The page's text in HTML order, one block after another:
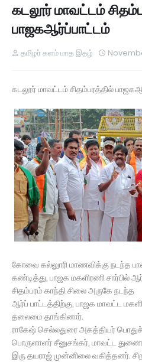
கடலூர் மாவட்டம்
பாஜகஆர்ப்பாட்டம்
தமிழர் களம் மாத இதழ்
கடலூர் மாவட்டம் சிதம்பரத்தில்
கோவை கல்லுாரி மாணவிக்கு நடந்த
கண்டித்து, பாஜக மகளிரணி சார்பில்
சிதம்பரம் காந்தி சிலை அருகே நடந்த
ஆர்ப் பாட்டத்திற்கு, பாஜக மாவட்ட
தலைமை தாங்கினார்.
ராகேஷ் செல்லதுரை அகத்தியர்
பொருளாளர் சீனுசங்கர், மாவட்ட
இரு தயராஜ் முன்னிலை வகித்தனர்.